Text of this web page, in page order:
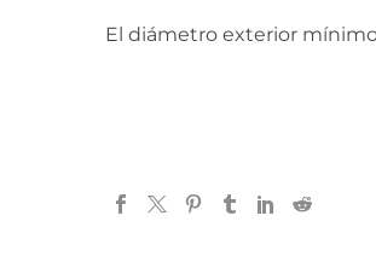
El diámetro exterior